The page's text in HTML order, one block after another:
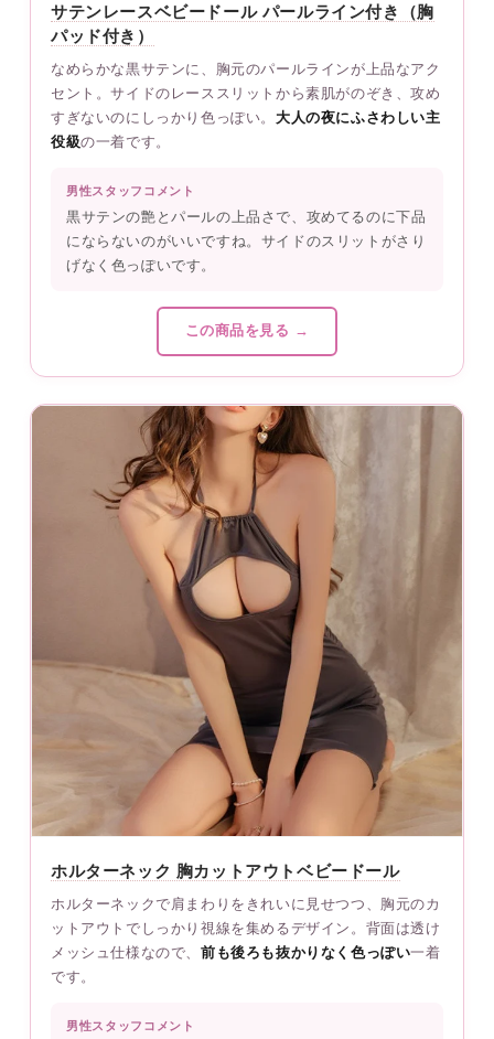
サテンレースベビードール パールライン付き（胸
パッド付き）
なめらかな黒サテンに、胸元のパールラインが上品なアク
セント。サイドのレーススリットから素肌がのぞき、攻め
すぎないのにしっかり色っぽい。 大人の夜にふさわしい主
役級の一着です。
男性スタッフコメント
黒サテンの艶とパールの上品さで、攻めてるのに下品
にならないのがいいですね。サイドのスリットがさり
げなく色っぽいです。
この商品を見る →
ホルターネック 胸カットアウトベビードール
ホルターネックで肩まわりをきれいに見せつつ、胸元のカ
ットアウトでしっかり視線を集めるデザイン。背面は透け
メッシュ仕様なので、 前も後ろも抜かりなく色っぽい一着
です。
男性スタッフコメント